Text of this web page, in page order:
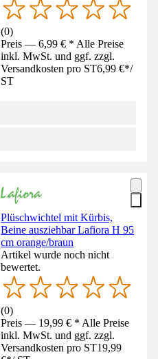
(0)
Preis — 6,99 € * Alle Preise
inkl. MwSt. und ggf. zzgl.
Versandkosten pro ST6,99 €*/
ST
Plüschwichtel mit Kürbis,
Beine ausziehbar Lafiora H 95
cm orange/braun
Artikel wurde noch nicht
bewertet.
(0)
Preis — 19,99 € * Alle Preise
inkl. MwSt. und ggf. zzgl.
Versandkosten pro ST19,99